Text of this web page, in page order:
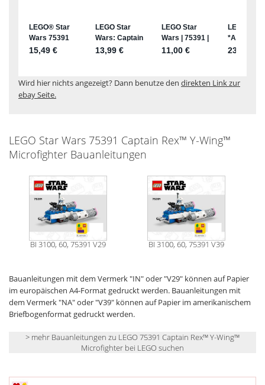
Wird hier nichts angezeigt? Dann benutze den direkten Link zur
ebay Seite.
LEGO Star Wars 75391 Captain Rex™ Y-Wing™
Microfighter Bauanleitungen
BI 3100, 60, 75391 V29 BI 3100, 60, 75391 V39
Bauanleitungen mit dem Vermerk "IN" oder "V29" können auf Papier
im europäischen A4-Format gedruckt werden. Bauanleitungen mit
dem Vermerk "NA" oder "V39" können auf Papier im amerikanischem
Briefbogenformat gedruckt werden.
> mehr Bauanleitungen zu LEGO 75391 Captain Rex™ Y-Wing™
Microfighter bei LEGO suchen